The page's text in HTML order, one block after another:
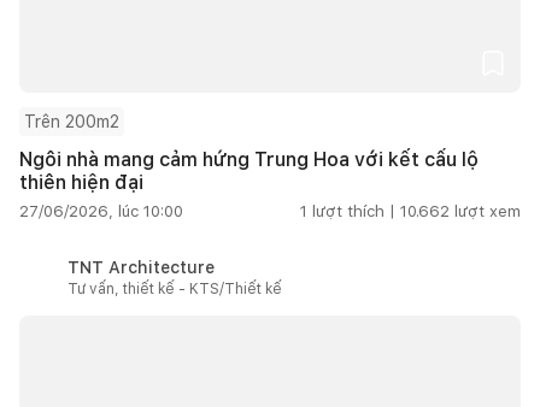
Trên 200m2
Ngôi nhà mang cảm hứng Trung Hoa với kết cấu lộ
thiên hiện đại
27/06/2026, lúc 10:00 1 lượt thích | 10.662 lượt xem
TNT Architecture
Tư vấn, thiết kế - KTS/Thiết kế